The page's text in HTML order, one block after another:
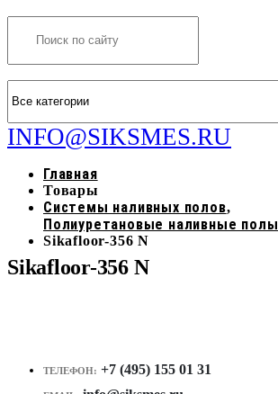
INFO@SIKSMES.RU
Главная
Товары
Системы наливных полов,
Полиуретановые наливные полы
Sikafloor-356 N
Sikafloor-356 N
ТЕЛЕФОН: +7 (495) 155 01 31